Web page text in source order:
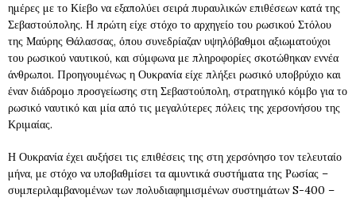
ημέρες με το Κίεβο να εξαπολύει σειρά πυραυλικών επιθέσεων κατά της
Σεβαστούπολης. Η πρώτη είχε στόχο το αρχηγείο του ρωσικού Στόλου
της Μαύρης Θάλασσας, όπου συνεδρίαζαν υψηλόβαθμοι αξιωματούχοι
του ρωσικού ναυτικού, και σύμφωνα με πληροφορίες σκοτώθηκαν εννέα
άνθρωποι. Προηγουμένως η Ουκρανία είχε πλήξει ρωσικό υποβρύχιο και
έναν διάδρομο προσγείωσης στη Σεβαστούπολη, στρατηγικό κόμβο για το
ρωσικό ναυτικό και μία από τις μεγαλύτερες πόλεις της χερσονήσου της
Κριμαίας.
Η Ουκρανία έχει αυξήσει τις επιθέσεις της στη χερσόνησο τον τελευταίο
μήνα, με στόχο να υποβαθμίσει τα αμυντικά συστήματα της Ρωσίας –
συμπεριλαμβανομένων των πολυδιαφημισμένων συστημάτων S-400 –